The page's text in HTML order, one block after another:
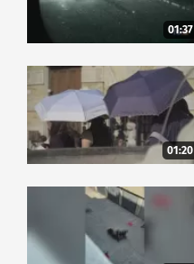
01:37
01:20